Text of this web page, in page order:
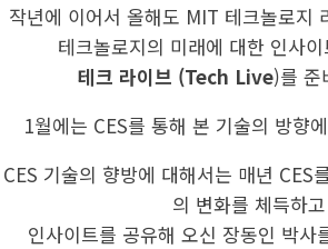
작년에 이어서 올해도 MIT 테크놀로지
테크놀로지의 미래에 대한 인사
테크 라이브 (Tech Live)를 준
1월에는 CES를 통해 본 기술의 방향
CES 기술의 향방에 대해서는 매년 CES
의 변화를 체득하고
인사이트를 공유해 오신 장동인 박사